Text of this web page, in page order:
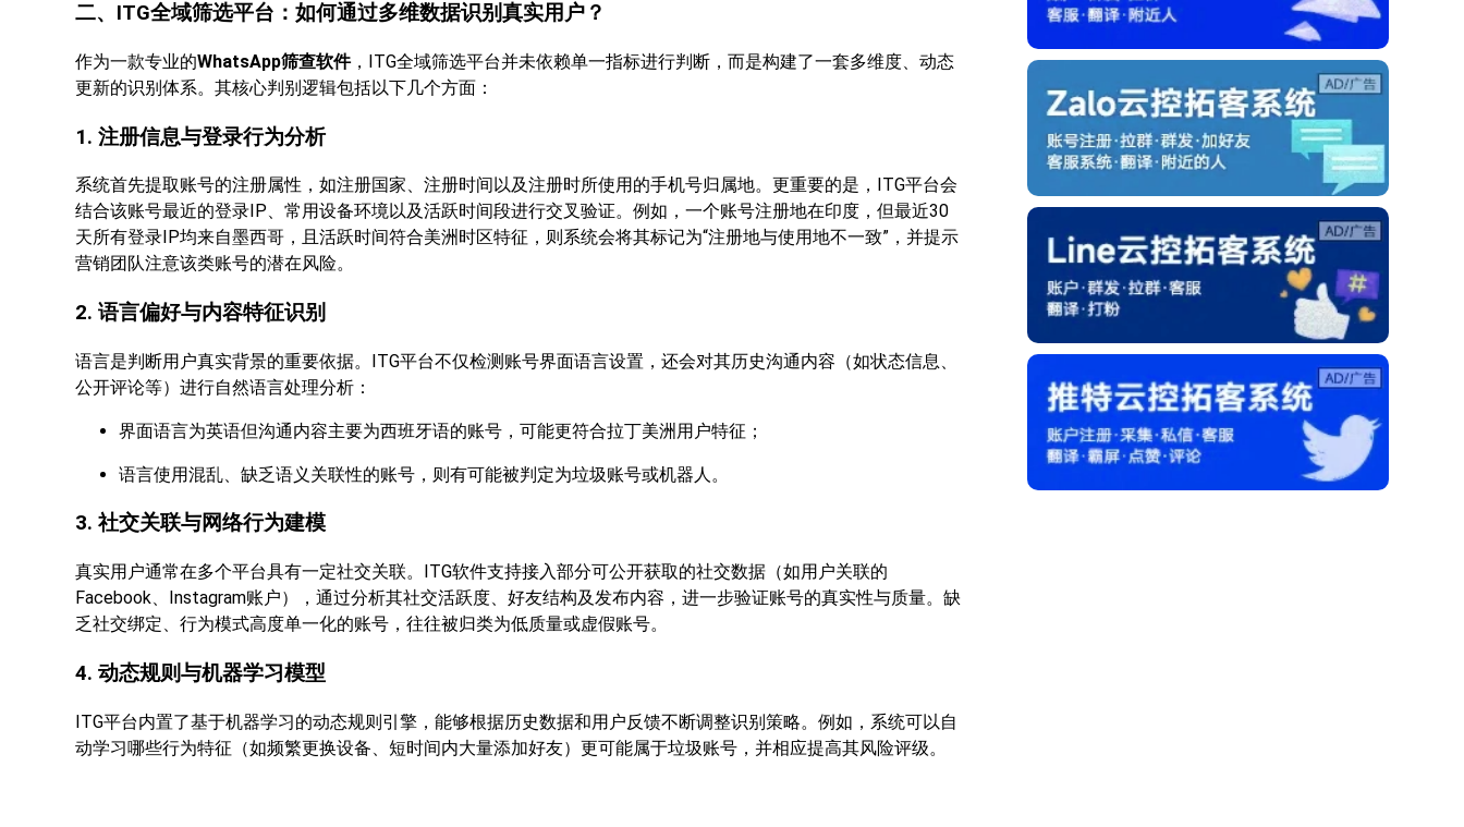
二、ITG全域筛选平台：如何通过多维数据识别真实用户？
作为一款专业的WhatsApp筛查软件，ITG全域筛选平台并未依赖单一指标进行判断，而是构建了一套多维度、动态
更新的识别体系。其核心判别逻辑包括以下几个方面：
1. 注册信息与登录行为分析
系统首先提取账号的注册属性，如注册国家、注册时间以及注册时所使用的手机号归属地。更重要的是，ITG平台会
结合该账号最近的登录IP、常用设备环境以及活跃时间段进行交叉验证。例如，一个账号注册地在印度，但最近30
天所有登录IP均来自墨西哥，且活跃时间符合美洲时区特征，则系统会将其标记为“注册地与使用地不一致”，并提示
营销团队注意该类账号的潜在风险。
2. 语言偏好与内容特征识别
语言是判断用户真实背景的重要依据。ITG平台不仅检测账号界面语言设置，还会对其历史沟通内容（如状态信息、
公开评论等）进行自然语言处理分析：
界面语言为英语但沟通内容主要为西班牙语的账号，可能更符合拉丁美洲用户特征；
语言使用混乱、缺乏语义关联性的账号，则有可能被判定为垃圾账号或机器人。
3. 社交关联与网络行为建模
真实用户通常在多个平台具有一定社交关联。ITG软件支持接入部分可公开获取的社交数据（如用户关联的
Facebook、Instagram账户），通过分析其社交活跃度、好友结构及发布内容，进一步验证账号的真实性与质量。缺
乏社交绑定、行为模式高度单一化的账号，往往被归类为低质量或虚假账号。
4. 动态规则与机器学习模型
ITG平台内置了基于机器学习的动态规则引擎，能够根据历史数据和用户反馈不断调整识别策略。例如，系统可以自
动学习哪些行为特征（如频繁更换设备、短时间内大量添加好友）更可能属于垃圾账号，并相应提高其风险评级。